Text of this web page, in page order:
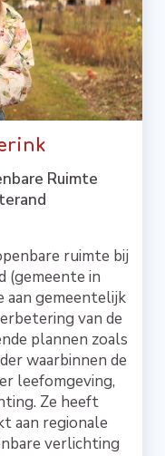
Ruimte
ruimte bij
(gemeente in
aan gemeentelijk
van de
plannen zoals
waarbinnen de
leefomgeving,
Ze heeft
aan regionale
verlichting